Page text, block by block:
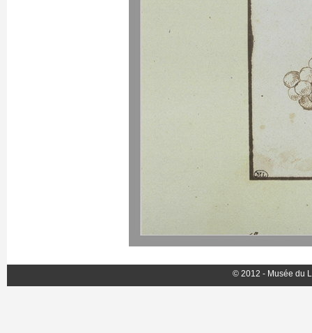
© 2012 - Musée du